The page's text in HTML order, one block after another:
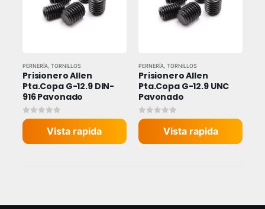
PERNERÍA, TORNILLOS
Prisionero Allen
Pta.Copa G-12.9 DIN-
916 Pavonado
0out of 5
Vista rapida
PERNERÍA TORNILLOS
Prisionero Allen
Pta.Copa G-12.9 UNC
Pavonado
0out of 5
Vista rapida